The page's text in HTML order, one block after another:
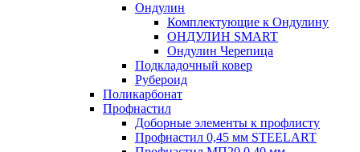
Ондулин
Комплектующие к Ондулину
ОНДУЛИН SMART
Ондулин Черепица
Подкладочный ковер
Рубероид
Поликарбонат
Профнастил
Доборные элементы к профлисту
Профнастил 0,45 мм STEELART